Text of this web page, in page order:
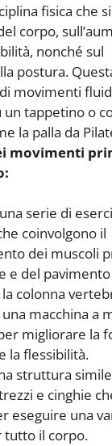
fisica che
corpo,
nonché sul
postura.
movimenti
tappetino o
la palla da
movimenti
una serie di
coinvolgono il
dei muscoli
e del
colonna
una macchina a
migliorare la
la flessibilità.
struttura
e cinghie
eseguire una
tutto il corpo.